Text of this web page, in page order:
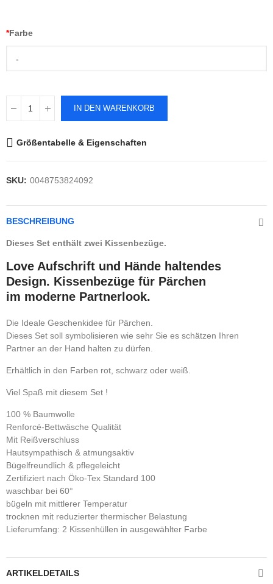
*Farbe
-
IN DEN WARENKORB
Größentabelle & Eigenschaften
SKU: 0048753824092
BESCHREIBUNG
Dieses Set enthält zwei Kissenbezüge.
Love Aufschrift und Hände haltendes
Design. Kissenbezüge für Pärchen
im moderne Partnerlook.
Die Ideale Geschenkidee für Pärchen.
Dieses Set soll symbolisieren wie sehr Sie es schätzen Ihren
Partner an der Hand halten zu dürfen.
Erhältlich in den Farben rot, schwarz oder weiß.
Viel Spaß mit diesem Set !
100 % Baumwolle
Renforcé-Bettwäsche Qualität
Mit Reißverschluss
Hautsympathisch & atmungsaktiv
Bügelfreundlich & pflegeleicht
Zertifiziert nach Öko-Tex Standard 100
waschbar bei 60°
bügeln mit mittlerer Temperatur
trocknen mit reduzierter thermischer Belastung
Lieferumfang: 2 Kissenhüllen in ausgewählter Farbe
ARTIKELDETAILS